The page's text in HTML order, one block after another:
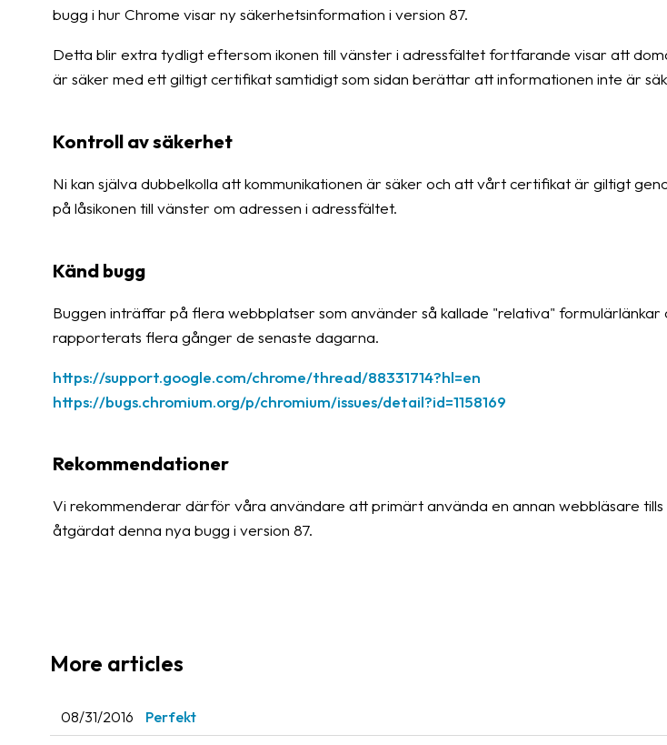
bugg i hur Chrome visar ny säkerhetsinformation i version 87.
Detta blir extra tydligt eftersom ikonen till vänster i adressfältet fortfarande visar att
är säker med ett giltigt certifikat samtidigt som sidan berättar att informationen inte är
Kontroll av säkerhet
Ni kan själva dubbelkolla att kommunikationen är säker och att vårt certifikat är giltigt
på låsikonen till vänster om adressen i adressfältet.
Känd bugg
Buggen inträffar på flera webbplatser som använder så kallade "relativa" formulärlänkar
rapporterats flera gånger de senaste dagarna.
https://support.google.com/chrome/thread/88331714?hl=en
https://bugs.chromium.org/p/chromium/issues/detail?id=1158169
Rekommendationer
Vi rekommenderar därför våra användare att primärt använda en annan webbläsare tills
åtgärdat denna nya bugg i version 87.
More articles
08/31/2016 Perfekt